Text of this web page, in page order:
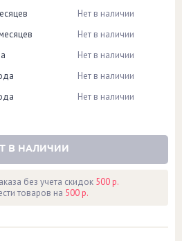
Нет в наличии
Нет в наличии
Нет в наличии
Нет в наличии
Нет в наличии
В НАЛИЧИИ
без учета скидок 500 р.
товаров на 500 р.